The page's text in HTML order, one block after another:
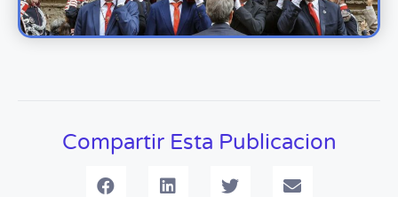
Compartir Esta Publicacion